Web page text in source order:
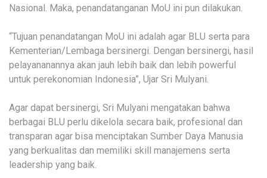
Nasional. Maka, penandatanganan MoU ini pun dilakukan.
“Tujuan penandatangan MoU ini adalah agar BLU serta para
Kementerian/Lembaga bersinergi. Dengan bersinergi, hasil
pelayananannya akan jauh lebih baik dan lebih powerful
untuk perekonomian Indonesia”, Ujar Sri Mulyani.
Agar dapat bersinergi, Sri Mulyani mengatakan bahwa
berbagai BLU perlu dikelola secara baik, profesional dan
transparan agar bisa menciptakan Sumber Daya Manusia
yang berkualitas dan memiliki skill manajemens serta
leadership yang baik.